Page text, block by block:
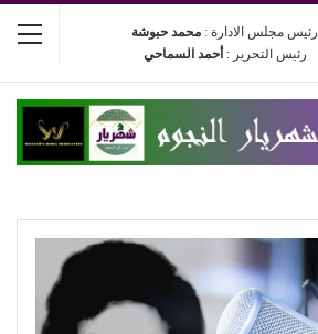
رئيس مجلس الادارة : محمد حبوشة
رئيس التحرير : أحمد السماحي